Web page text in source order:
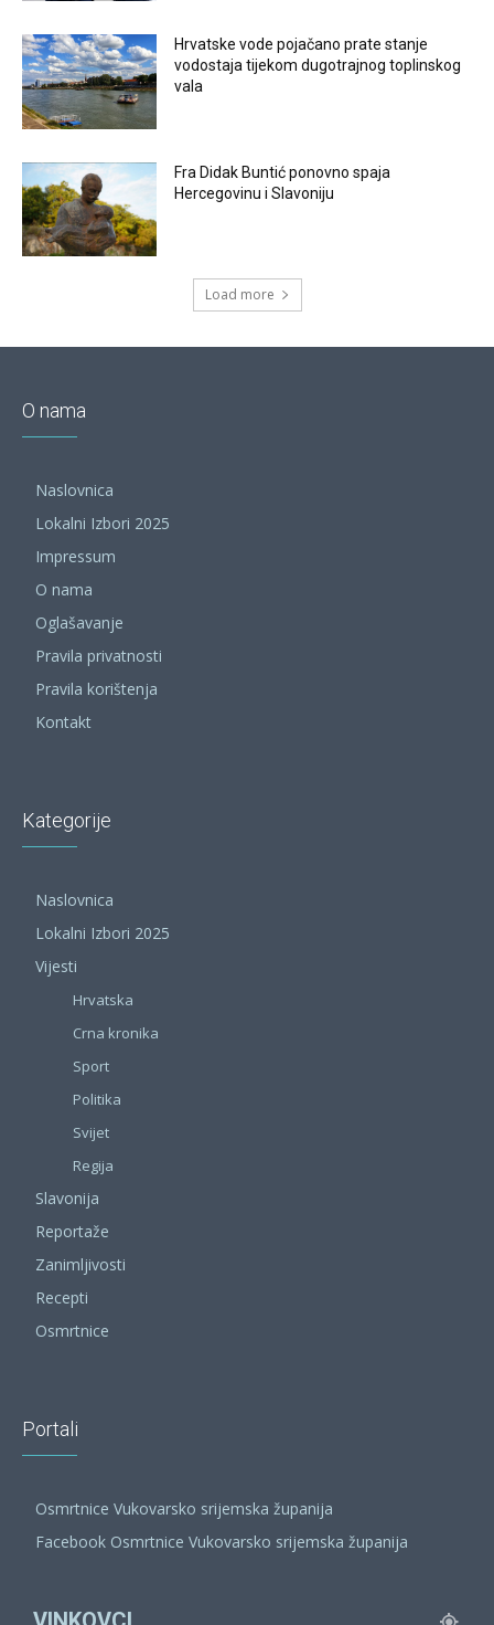
Hrvatske vode pojačano prate stanje
vodostaja tijekom dugotrajnog toplinskog
vala
Fra Didak Buntić ponovno spaja
Hercegovinu i Slavoniju
Load more
O nama
Naslovnica
Lokalni Izbori 2025
Impressum
O nama
Oglašavanje
Pravila privatnosti
Pravila korištenja
Kontakt
Kategorije
Naslovnica
Lokalni Izbori 2025
Vijesti
Hrvatska
Crna kronika
Sport
Politika
Svijet
Regija
Slavonija
Reportaže
Zanimljivosti
Recepti
Osmrtnice
Portali
Osmrtnice Vukovarsko srijemska županija
Facebook Osmrtnice Vukovarsko srijemska županija